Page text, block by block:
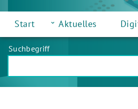
Start Aktuelles
Suchbegriff